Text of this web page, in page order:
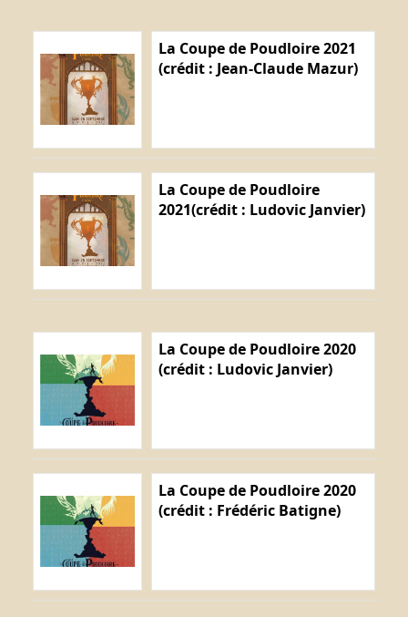
La Coupe de Poudloire 2021
(crédit : Jean-Claude Mazur)
La Coupe de Poudloire
2021(crédit : Ludovic Janvier)
La Coupe de Poudloire 2020
(crédit : Ludovic Janvier)
La Coupe de Poudloire 2020
(crédit : Frédéric Batigne)